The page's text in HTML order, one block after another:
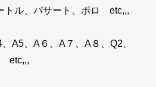
トル、パサート、ポロ etc,,,
A5、A６、A７、A８、Q2、
etc,,,